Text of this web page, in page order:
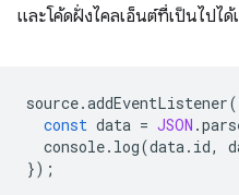
และโค้ดฝั่งไคลเอ็นต์ที่เป็นไปไ
source.addEventListener(
const data = JSON .
console. log(data. id,
});